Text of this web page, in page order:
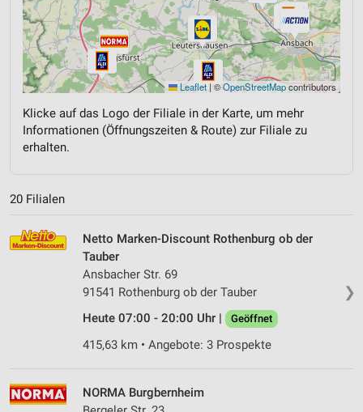
Leaflet |©OpenStreetMapcontributors
Klicke auf das Logo der Filiale in der Karte, um mehr
Informationen (Öffnungszeiten & Route) zur Filiale zu
erhalten.
20 Filialen
❯
Netto Marken-Discount Rothenburg ob der
Tauber
Ansbacher Str. 69
91541 Rothenburg ob der Tauber
Heute 07:00 - 20:00 Uhr |
Geöffnet
415,63 km • Angebote: 3 Prospekte
NORMA Burgbernheim